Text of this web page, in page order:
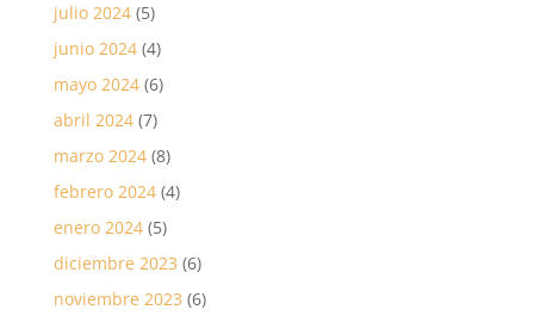
julio 2024(5)
junio 2024(4)
mayo 2024(6)
abril 2024(7)
marzo 2024(8)
febrero 2024(4)
enero 2024(5)
diciembre 2023 (6)
noviembre 2023 (6)